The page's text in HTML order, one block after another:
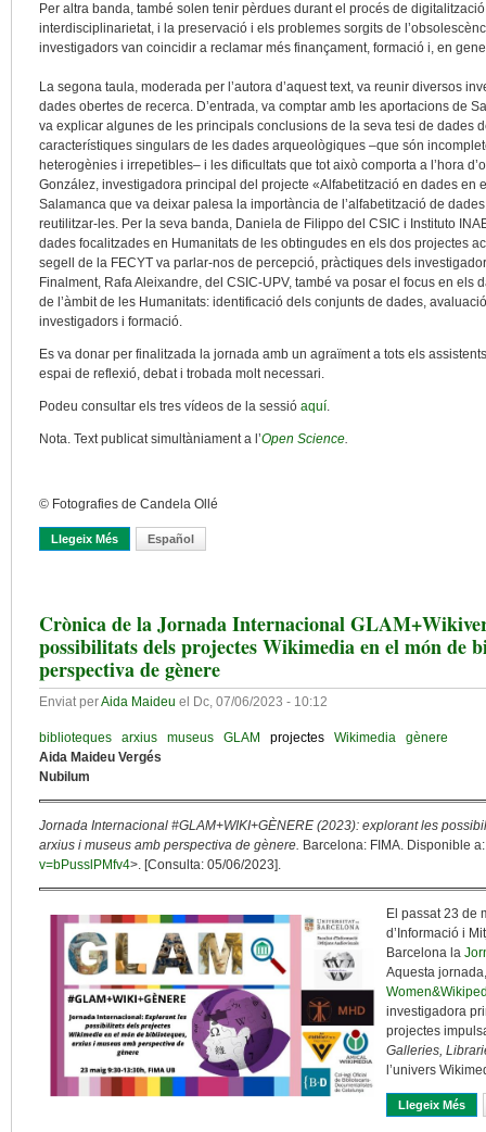
Per altra banda, també solen tenir pèrdues durant el procés de
interdisciplinarietat, i la preservació i els problemes sorgits de
investigadors van coincidir a reclamar més finançament, formació i, en
La segona taula, moderada per l’autora d’aquest text, va reunir diversos
dades obertes de recerca. D’entrada, va comptar amb les aportacions de
va explicar algunes de les principals conclusions de la seva tesi de dades
característiques singulars de les dades arqueològiques –que són
heterogènies i irrepetibles– i les dificultats que tot això comporta a l’hora
González, investigadora principal del projecte «Alfabetització en dades en
Salamanca que va deixar palesa la importància de l’alfabetització de
reutilitzar-les. Per la seva banda, Daniela de Filippo del CSIC i Instituto
dades focalitzades en Humanitats de les obtingudes en els dos projectes
segell de la FECYT va parlar-nos de percepció, pràctiques dels
Finalment, Rafa Aleixandre, del CSIC-UPV, també va posar el focus en els
de l’àmbit de les Humanitats: identificació dels conjunts de dades,
investigadors i formació.
Es va donar per finalitzada la jornada amb un agraïment a tots els
espai de reflexió, debat i trobada molt necessari.
Podeu consultar els tres vídeos de la sessió aquí.
Nota. Text publicat simultàniament a l’Open Science.
© Fotografies de Candela Ollé
Llegeix Més Sobre Una Crònica De La Jornada Dades Obertes De Recerca
Español
Crònica de la Jornada Internacional
possibilitats dels projectes Wikimedia en el món de
perspectiva de gènere
Enviat perAida Maideu el Dc, 07/06/2023 - 10:12
biblioteques arxius museus GLAM projectes Wikimedia
gènere
Aida Maideu Vergés
Nubilum
Jornada Internacional #GLAM+WIKI+GÈNERE (2023): explorant les
arxius i museus amb perspectiva de gènere. Barcelona: FIMA. Disponible
v=bPusslPMfv4>. [Consulta: 05/06/2023].
El passat 23 de
d’Informació i
Barcelona la
Aquesta
investigadora
projectes
Galleries,
l’univers
Llegeix Més